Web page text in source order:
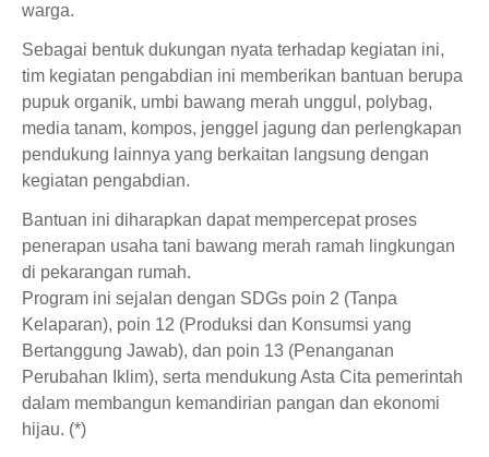
warga.
Sebagai bentuk dukungan nyata terhadap kegiatan ini,
tim kegiatan pengabdian ini memberikan bantuan berupa
pupuk organik, umbi bawang merah unggul, polybag,
media tanam, kompos, jenggel jagung dan perlengkapan
pendukung lainnya yang berkaitan langsung dengan
kegiatan pengabdian.
Bantuan ini diharapkan dapat mempercepat proses
penerapan usaha tani bawang merah ramah lingkungan
di pekarangan rumah.
Program ini sejalan dengan SDGs poin 2 (Tanpa
Kelaparan), poin 12 (Produksi dan Konsumsi yang
Bertanggung Jawab), dan poin 13 (Penanganan
Perubahan Iklim), serta mendukung Asta Cita pemerintah
dalam membangun kemandirian pangan dan ekonomi
hijau. (*)